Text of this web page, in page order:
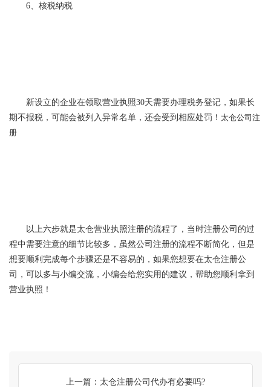
6、核税纳税
新设立的企业在领取营业执照30天需要办理税务登记，如果长
期不报税，可能会被列入异常名单，还会受到相应处罚！ 太仓公司注
册
以上六步就是太仓营业执照注册的流程了，当时注册公司的过
程中需要注意的细节比较多，虽然公司注册的流程不断简化，但是
想要顺利完成每个步骤还是不容易的，如果您想要在太仓注册公
司，可以多与小编交流，小编会给您实用的建议，帮助您顺利拿到
营业执照！
上一篇：太仓注册公司代办有必要吗?